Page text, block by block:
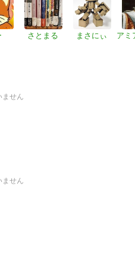
さとまる まさにぃ
ません
ません